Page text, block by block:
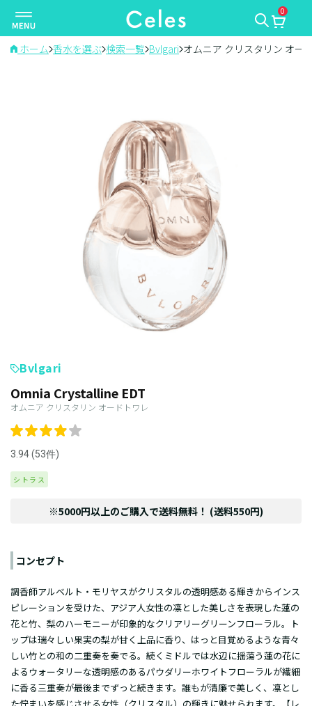
ナ
ビ
ゲ
0
ホーム 香水を選ぶ 検索一覧 Bvlgari オムニア クリスタリン オー
Bvlgari
Omnia Crystalline EDT
オムニア クリスタリン オードトワレ
3.94 (53件)
シトラス
※5000円以上のご購入で送料無料！ (送料550円)
コンセプト
調香師アルベルト・モリヤスがクリスタルの透明感ある輝きからインス
ピレーションを受けた、アジア人女性の凛とした美しさを表現した蓮の
花と竹、梨のハーモニーが印象的なクリアリーグリーンフローラル。ト
ップは瑞々しい果実の梨が甘く上品に香り、はっと目覚めるような青々
しい竹との和の二重奏を奏でる。続くミドルでは水辺に揺蕩う蓮の花に
よるウォータリーな透明感のあるパウダリーホワイトフローラルが繊細
に香る三重奏が最後までずっと続きます。誰もが清廉で美しく、凛とし